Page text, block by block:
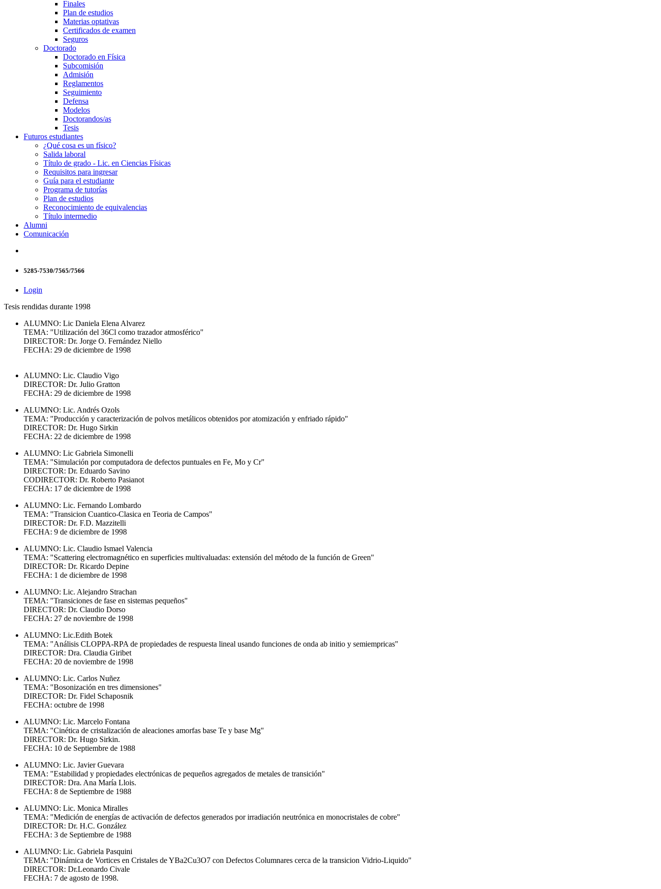
Finales
Plan de estudios
Materias optativas
Certificados de examen
Seguros
Doctorado
Doctorado en Física
Subcomisión
Admisión
Reglamentos
Seguimiento
Defensa
Modelos
Doctorandos/as
Tesis
Futuros estudiantes
¿Qué cosa es un físico?
Salida laboral
Título de grado - Lic. en Ciencias Físicas
Requisitos para ingresar
Guía para el estudiante
Programa de tutorías
Plan de estudios
Reconocimiento de equivalencias
Título intermedio
Alumni
Comunicación
5285-7530/7565/7566
Login
Tesis rendidas durante 1998
ALUMNO: Lic Daniela Elena Alvarez
TEMA: "Utilización del 36Cl como trazador atmosférico"
DIRECTOR: Dr. Jorge O. Fernández Niello
FECHA: 29 de diciembre de 1998
ALUMNO: Lic. Claudio Vigo
DIRECTOR: Dr. Julio Gratton
FECHA: 29 de diciembre de 1998
ALUMNO: Lic. Andrés Ozols
TEMA: "Producción y caracterización de polvos metálicos obtenidos por atomización y enfriado rápido"
DIRECTOR: Dr. Hugo Sirkin
FECHA: 22 de diciembre de 1998
ALUMNO: Lic Gabriela Simonelli
TEMA: "Simulación por computadora de defectos puntuales en Fe, Mo y Cr"
DIRECTOR: Dr. Eduardo Savino
CODIRECTOR: Dr. Roberto Pasianot
FECHA: 17 de diciembre de 1998
ALUMNO: Lic. Fernando Lombardo
TEMA: "Transicion Cuantico-Clasica en Teoria de Campos"
DIRECTOR: Dr. F.D. Mazzitelli
FECHA: 9 de diciembre de 1998
ALUMNO: Lic. Claudio Ismael Valencia
TEMA: "Scattering electromagnético en superficies multivaluadas: extensión del método de la función de Green"
DIRECTOR: Dr. Ricardo Depine
FECHA: 1 de diciembre de 1998
ALUMNO: Lic. Alejandro Strachan
TEMA: "Transiciones de fase en sistemas pequeños"
DIRECTOR: Dr. Claudio Dorso
FECHA: 27 de noviembre de 1998
ALUMNO: Lic.Edith Botek
TEMA: "Análisis CLOPPA-RPA de propiedades de respuesta lineal usando funciones de onda ab initio y semiempricas"
DIRECTOR: Dra. Claudia Giribet
FECHA: 20 de noviembre de 1998
ALUMNO: Lic. Carlos Nuñez
TEMA: "Bosonización en tres dimensiones"
DIRECTOR: Dr. Fidel Schaposnik
FECHA: octubre de 1998
ALUMNO: Lic. Marcelo Fontana
TEMA: "Cinética de cristalización de aleaciones amorfas base Te y base Mg"
DIRECTOR: Dr. Hugo Sirkin.
FECHA: 10 de Septiembre de 1988
ALUMNO: Lic. Javier Guevara
TEMA: "Estabilidad y propiedades electrónicas de pequeños agregados de metales de transición"
DIRECTOR: Dra. Ana María Llois.
FECHA: 8 de Septiembre de 1988
ALUMNO: Lic. Monica Miralles
TEMA: "Medición de energías de activación de defectos generados por irradiación neutrónica en monocristales de cobre"
DIRECTOR: Dr. H.C. González
FECHA: 3 de Septiembre de 1988
ALUMNO: Lic. Gabriela Pasquini
TEMA: "Dinámica de Vortices en Cristales de YBa2Cu3O7 con Defectos Columnares cerca de la transicion Vidrio-Liquido"
DIRECTOR: Dr.Leonardo Civale
FECHA: 7 de agosto de 1998.